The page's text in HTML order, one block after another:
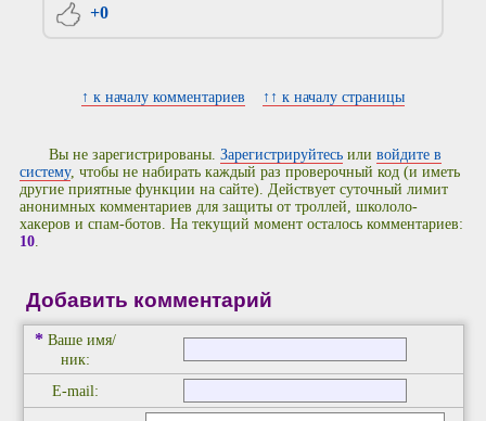
+0
↑ к началу комментариев ↑↑ к началу страницы
Вы не зарегистрированы.Зарегистрируйтесь иливойдите в
систему, чтобы не набирать каждый раз проверочный код (и иметь
другие приятные функции на сайте). Действует суточный лимит
анонимных комментариев для защиты от троллей, школоло-
хакеров и спам-ботов. На текущий момент осталось комментариев:
10.
Добавить комментарий
* Ваше имя/
ник:
E-mail: